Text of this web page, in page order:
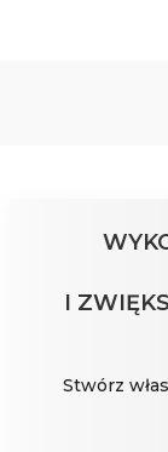
I
Stwórz